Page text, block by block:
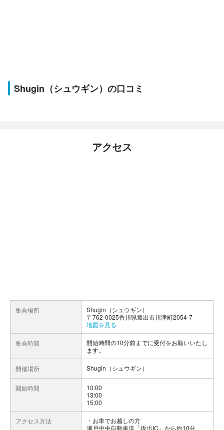
Shugin（シュウギン）の口コミ
アクセス
集合場所
Shugin（シュウギン）
〒762-0025香川県坂出市川津町2054-7
地図を見る
集合時間
開始時間の10分前までに受付をお願いいたし
ます。
開催場所 Shugin（シュウギン）
開始時間
10:00
13:00
15:00
アクセス方法
お車でお越しの方
瀬戸中央自動車道「坂出IC」から約10分